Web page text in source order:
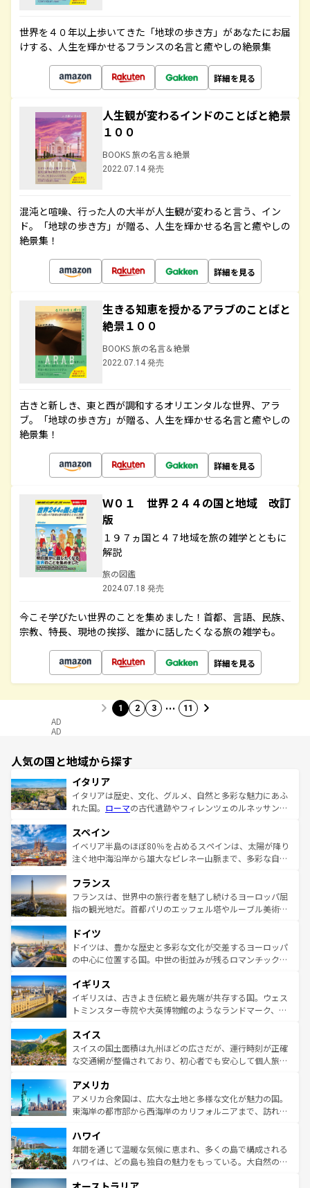
世界を４０年以上歩いてきた「地球の歩き方」があなたにお届
けする、人生を輝かせるフランスの名言と癒やしの絶景集
詳細を見る
人生観が変わるインドのことばと絶景
１００
BOOKS 旅の名言＆絶景
2022.07.14 発売
混沌と喧噪、行った人の大半が人生観が変わると言う、イン
ド。「地球の歩き方」が贈る、人生を輝かせる名言と癒やしの
絶景集！
詳細を見る
生きる知恵を授かるアラブのことばと
絶景１００
BOOKS 旅の名言＆絶景
2022.07.14 発売
古きと新しき、東と西が調和するオリエンタルな世界、アラ
ブ。「地球の歩き方」が贈る、人生を輝かせる名言と癒やしの
絶景集！
詳細を見る
Ｗ０１ 世界２４４の国と地域 改訂
版
１９７ヵ国と４７地域を旅の雑学とともに
解説
旅の図鑑
2024.07.18 発売
今こそ学びたい世界のことを集めました！首都、言語、民族、
宗教、特長、現地の挨拶、誰かに話したくなる旅の雑学も。
詳細を見る
1 2 3 … 11
AD
AD
人気の国と地域から探す
イタリア
イタリアは歴史、文化、グルメ、自然と多彩な魅力にあふ
れた国。 ローマの古代遺跡やフィレンツェのルネッサンス
ろん、トスカーナの美しい田園風景やアマルフィ海岸の絶
景など、自然景観も見逃せない。観光の合間には、本場の
ピザやパスタなど、絶品のイタリア料理を堪能することも
ませてくれるイタリアで、忘れられない旅をしてみよう！
なお、新着のイタリア情報はコンテンツ一覧 を参照してほ
しい。
スペイン
イベリア半島のほぼ80％を占めるスペインは、太陽が降り
注ぐ地中海沿岸から雄大なピレネー山脈まで、多彩な自然
文化が根付くこの国では、情熱的なフラメンコ、熱気あふ
れる闘牛、そして美味しいタパスが生活の一部となってい
る。首都マドリードの洗練された雰囲気や、バルセロナの
の城塞都市、穏やかなビーチリゾートまで多彩な表情を見
せる。地方によって風土や気候が異なるスペインはその個
性で訪れる人を魅了する。 なお、新着のスペイン情報はコ
フランス
フランスは、世界中の旅行者を魅了し続けるヨーロッパ屈
指の観光地だ。首都パリのエッフェル塔やルーブル美術館
で、幅広い魅力が詰まっている。華麗な宮殿、歴史的な大
聖堂、美しいビーチ、そして豊かな自然が、訪れる者を心
から魅了する。また、フランスは美食の国としても知ら
いる。シャンパンの発祥地であるランス、プロヴァンスの
香り高いラベンダー畑など、多彩な楽しみ方が可能だ。さ
らに、パリ以外の地域にも魅力が溢れており、どの街角に
れる地方に足を運ぶとそれぞれで全く異なる文化を体験で
きるだろう。 なお、新着のフランス情報はコンテンツ一覧
を参照してほしい。
ドイツ
ドイツは、豊かな歴史と多彩な文化が交差するヨーロッパ
の中心に位置する国。中世の街並みが残るロマンチック街
顔を持つこの国は、どこを歩いても飽きることがない。ベ
ルリンの文化的活気、バイエルン州のアルプスの絶景、そ
してライン川沿いのワイン畑といった風景は必見。ビール
は、お酒好きな人にはぜひ体験してほしい。 なお、新着の
ドイツ情報はコンテンツ一覧を参照してほしい。
イギリス
イギリスは、古きよき伝統と最先端が共存する国。ウェス
トミンスター寺院や大英博物館のようなランドマーク、歴
リアごとに異なる魅力がある。また、優雅なアフタヌーン
ティー、ビール好きにはたまらない英国パブ、サッカー観
戦など、本場だからこそできる体験も豊富。イギリスを旅
ンツ一覧を参照してほしい。
スイス
スイスの国土面積は九州ほどの広さだが、運行時刻が正確
な交通網が整備されており、初心者でも安心して個人旅行
の建物がそのまま残る町や、スイスならではのユニークな
博物館もあり、アルプス観光だけでなく町歩きも満喫する
ことができる。国民の所得が高いため物価も高いが、旅行
ば市内交通費無料で観光を楽しむこともできる。 なお、新
着のスイス情報はコンテンツ一覧 を参照してほしい。
アメリカ
アメリカ合衆国は、広大な土地と多様な文化が魅力の国。
東海岸の都市部から西海岸のカリフォルニアまで、訪れる
のような巨大都市は、観光、ショッピング、エンターテイ
ンメントが詰まった刺激的なスポットだ。一方、アメリカ
西部には大自然が広がり、グランドキャニオンやイエロー
部のニューオーリンズでは、音楽と美食が融合した独特の
ハワイ
年間を通じて温暖な気候に恵まれ、多くの島で構成される
ハワイは、どの島も独自の魅力をもっている。大自然の神